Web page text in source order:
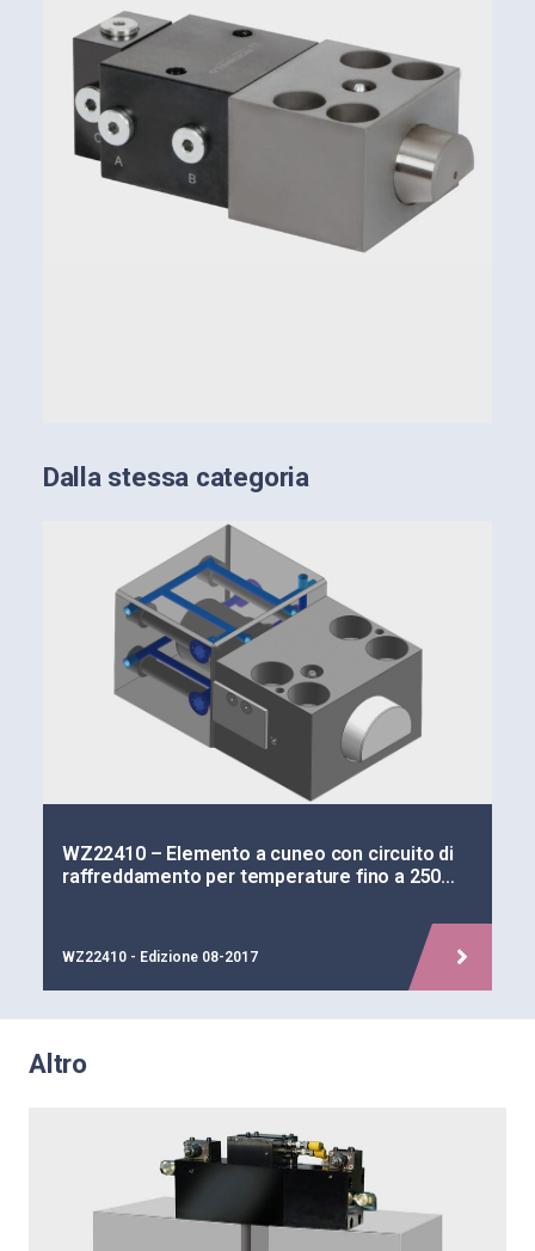
Dalla stessa categoria
WZ22410 – Elemento a cuneo con circuito di
raffreddamento per temperature fino a 250…
WZ22410 - Edizione 08-2017
Altro